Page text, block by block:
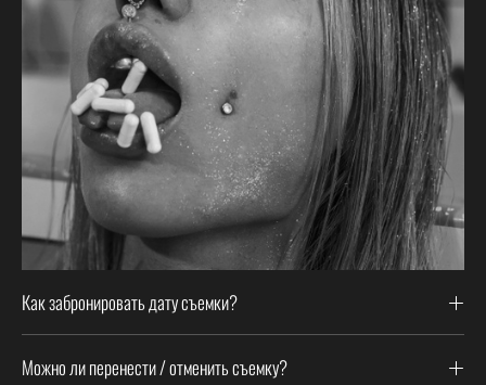
Как забронировать дату съемки?
Можно ли перенести / отменить съемку?